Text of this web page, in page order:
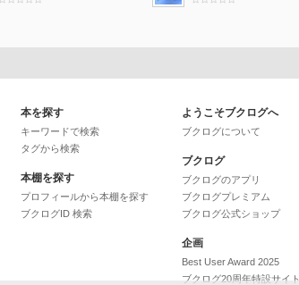
本を探す
キーワードで検索
タグから検索
本棚を探す
プロフィールから本棚を探す
ブクログID 検索
ようこそブクログへ
ブクログについて
ブクログ
ブクログのアプリ
ブクログプレミアム
ブクログ公式ショップ
企画
Best User Award 2025
ブクログ20周年特設サイト